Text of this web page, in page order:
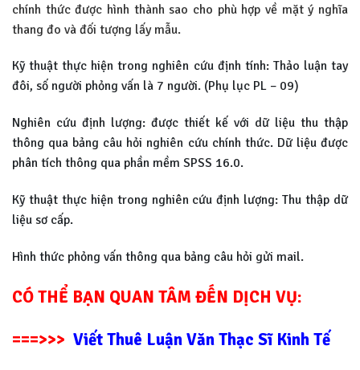
chính thức được hình thành sao cho phù hợp về mặt ý nghĩa
thang đo và đối tượng lấy mẫu.
Kỹ thuật thực hiện trong nghiên cứu định tính: Thảo luận tay
đôi, số người phỏng vấn là 7 người. (Phụ lục PL – 09)
Nghiên cứu định lượng: được thiết kế với dữ liệu thu thập
thông qua bảng câu hỏi nghiên cứu chính thức. Dữ liệu được
phân tích thông qua phần mềm SPSS 16.0.
Kỹ thuật thực hiện trong nghiên cứu định lượng: Thu thập dữ
liệu sơ cấp.
Hình thức phỏng vấn thông qua bảng câu hỏi gửi mail.
CÓ THỂ BẠN QUAN TÂM ĐẾN DỊCH VỤ:
===>>> Viết Thuê Luận Văn Thạc Sĩ Kinh Tế